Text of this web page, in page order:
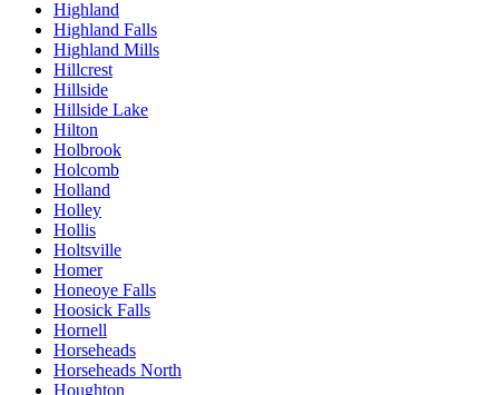
Highland
Highland Falls
Highland Mills
Hillcrest
Hillside
Hillside Lake
Hilton
Holbrook
Holcomb
Holland
Holley
Hollis
Holtsville
Homer
Honeoye Falls
Hoosick Falls
Hornell
Horseheads
Horseheads North
Houghton